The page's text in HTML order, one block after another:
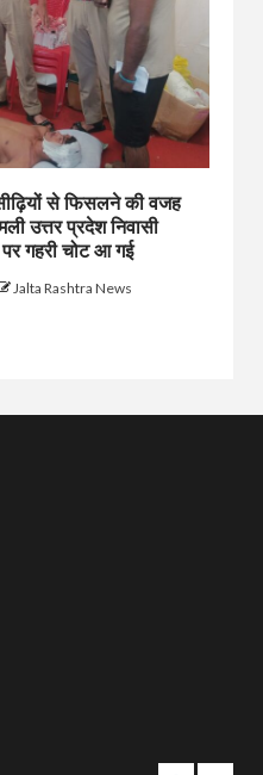
से फिसलने की वजह
उत्तर प्रदेश निवासी
गहरी चोट आ गई
Jalta Rashtra News